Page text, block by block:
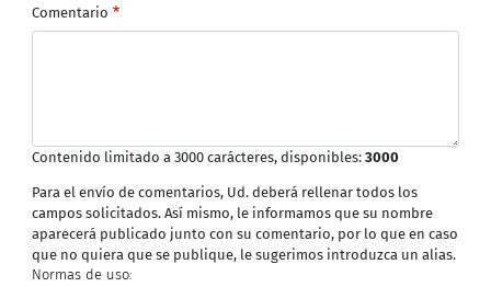
Comentario
Contenido limitado a 3000 carácteres, disponibles:3000
Para el envío de comentarios, Ud. deberá rellenar todos los
campos solicitados. Así mismo, le informamos que su nombre
aparecerá publicado junto con su comentario, por lo que en caso
que no quiera que se publique, le sugerimos introduzca un alias.
Normas de uso: